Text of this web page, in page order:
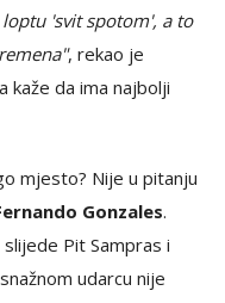
'svit spotom', a to
, rekao je
kaže da ima najbolji
mjesto? Nije u pitanju
Gonzales.
Pit Sampras i
udarcu nije